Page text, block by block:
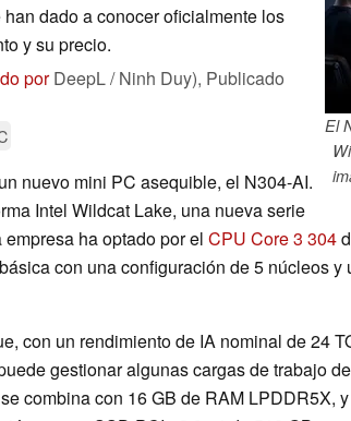
El
dado a conocer oficialmente los
y su precio.
porDeepL / Ninh Duy), Publicado
nuevo mini PC asequible, el N304-AI.
Intel Wildcat Lake, una nueva serie
ha optado por el CPU Core 3 304
con una configuración de 5 núcleos y
con un rendimiento de IA nominal de 24
gestionar algunas cargas de trabajo
combina con 16 GB de RAM LPDDR5X,